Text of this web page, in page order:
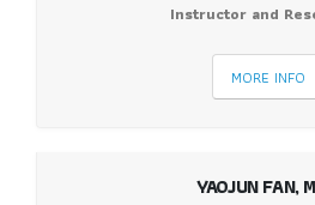
Instructor and
MORE INFO
YAOJUN FAN,